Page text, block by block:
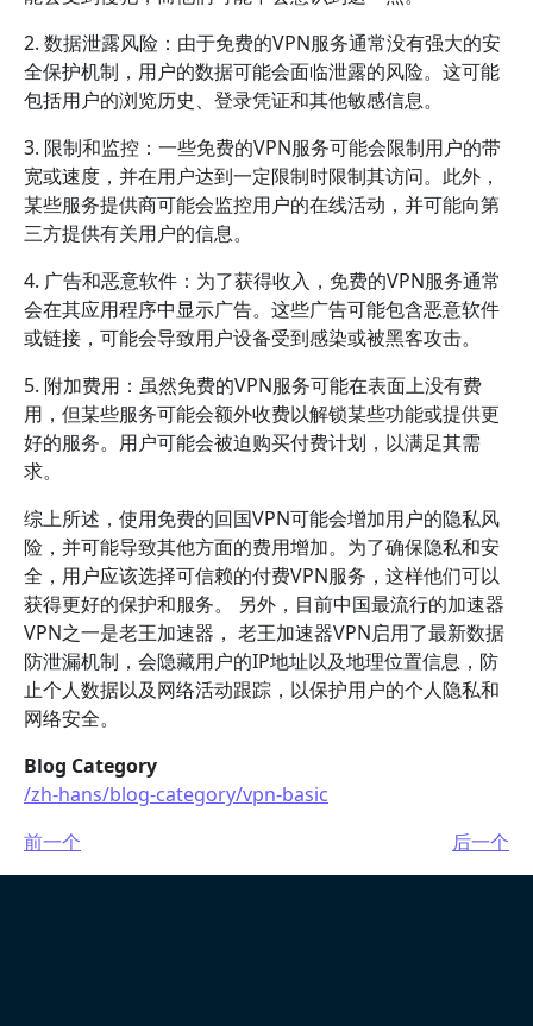
2. 数据泄露风险：由于免费的VPN服务通常没有强大的安
全保护机制，用户的数据可能会面临泄露的风险。这可能
包括用户的浏览历史、登录凭证和其他敏感信息。
3. 限制和监控：一些免费的VPN服务可能会限制用户的带
宽或速度，并在用户达到一定限制时限制其访问。此外，
某些服务提供商可能会监控用户的在线活动，并可能向第
三方提供有关用户的信息。
4. 广告和恶意软件：为了获得收入，免费的VPN服务通常
会在其应用程序中显示广告。这些广告可能包含恶意软件
或链接，可能会导致用户设备受到感染或被黑客攻击。
5. 附加费用：虽然免费的VPN服务可能在表面上没有费
用，但某些服务可能会额外收费以解锁某些功能或提供更
好的服务。用户可能会被迫购买付费计划，以满足其需
求。
综上所述，使用免费的回国VPN可能会增加用户的隐私风
险，并可能导致其他方面的费用增加。为了确保隐私和安
全，用户应该选择可信赖的付费VPN服务，这样他们可以
获得更好的保护和服务。 另外，目前中国最流行的加速器
VPN之一是老王加速器， 老王加速器VPN启用了最新数据
防泄漏机制，会隐藏用户的IP地址以及地理位置信息，防
止个人数据以及网络活动跟踪，以保护用户的个人隐私和
网络安全。
Blog Category
/zh-hans/blog-category/vpn-basic
前一个
后一个